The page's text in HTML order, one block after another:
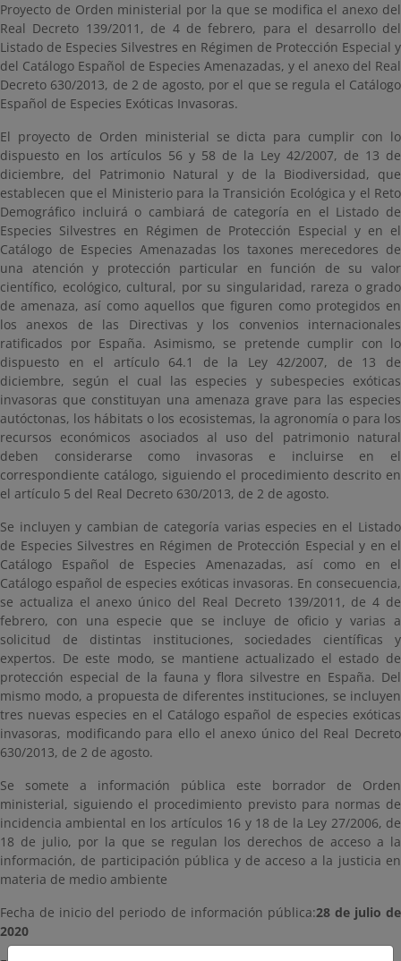
Proyecto de Orden ministerial por la que se modifica el anexo del
Real Decreto 139/2011, de 4 de febrero, para el desarrollo del
Listado de Especies Silvestres en Régimen de Protección Especial y
del Catálogo Español de Especies Amenazadas, y el anexo del Real
Decreto 630/2013, de 2 de agosto, por el que se regula el Catálogo
Español de Especies Exóticas Invasoras.
El proyecto de Orden ministerial se dicta para cumplir con lo
dispuesto en los artículos 56 y 58 de la Ley 42/2007, de 13 de
diciembre, del Patrimonio Natural y de la Biodiversidad, que
establecen que el Ministerio para la Transición Ecológica y el Reto
Demográfico incluirá o cambiará de categoría en el Listado de
Especies Silvestres en Régimen de Protección Especial y en el
Catálogo de Especies Amenazadas los taxones merecedores de
una atención y protección particular en función de su valor
científico, ecológico, cultural, por su singularidad, rareza o grado
de amenaza, así como aquellos que figuren como protegidos en
los anexos de las Directivas y los convenios internacionales
ratificados por España. Asimismo, se pretende cumplir con lo
dispuesto en el artículo 64.1 de la Ley 42/2007, de 13 de
diciembre, según el cual las especies y subespecies exóticas
invasoras que constituyan una amenaza grave para las especies
autóctonas, los hábitats o los ecosistemas, la agronomía o para los
recursos económicos asociados al uso del patrimonio natural
deben considerarse como invasoras e incluirse en el
correspondiente catálogo, siguiendo el procedimiento descrito en
el artículo 5 del Real Decreto 630/2013, de 2 de agosto.
Se incluyen y cambian de categoría varias especies en el Listado
de Especies Silvestres en Régimen de Protección Especial y en el
Catálogo Español de Especies Amenazadas, así como en el
Catálogo español de especies exóticas invasoras. En consecuencia,
se actualiza el anexo único del Real Decreto 139/2011, de 4 de
febrero, con una especie que se incluye de oficio y varias a
solicitud de distintas instituciones, sociedades científicas y
expertos. De este modo, se mantiene actualizado el estado de
protección especial de la fauna y flora silvestre en España. Del
mismo modo, a propuesta de diferentes instituciones, se incluyen
tres nuevas especies en el Catálogo español de especies exóticas
invasoras, modificando para ello el anexo único del Real Decreto
630/2013, de 2 de agosto.
Se somete a información pública este borrador de Orden
ministerial, siguiendo el procedimiento previsto para normas de
incidencia ambiental en los artículos 16 y 18 de la Ley 27/2006, de
18 de julio, por la que se regulan los derechos de acceso a la
información, de participación pública y de acceso a la justicia en
materia de medio ambiente
Fecha de inicio del periodo de información pública:28 de julio de
2020